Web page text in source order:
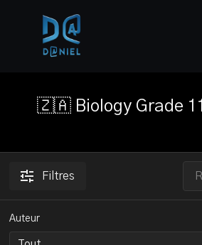
🇿🇦 Biology Grade 11
Filtres
Auteur